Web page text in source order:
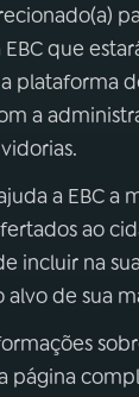
que
plataforma
a
a EBC a
ao
incluir na
de sua
página